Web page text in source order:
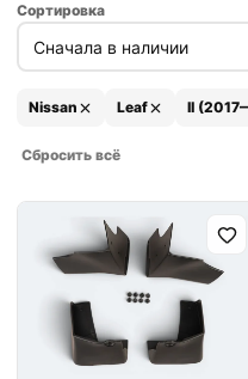
Сортировка
Nissan Leaf II
Сбросить всё